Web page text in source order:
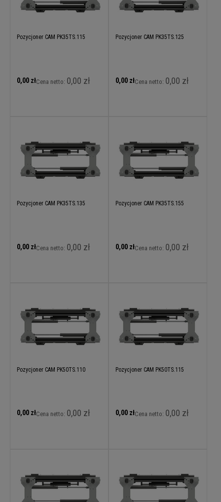
Pozycjoner CAM PK35TS.115
0,00 złCena netto: 0,00 zł
Pozycjoner CAM PK35TS.125
0,00 złCena netto: 0,00 zł
Pozycjoner CAM PK35TS.135
0,00 złCena netto: 0,00 zł
Pozycjoner CAM PK35TS.155
0,00 złCena netto: 0,00 zł
Pozycjoner CAM PK50TS.110
0,00 złCena netto: 0,00 zł
Pozycjoner CAM PK50TS.115
0,00 złCena netto: 0,00 zł